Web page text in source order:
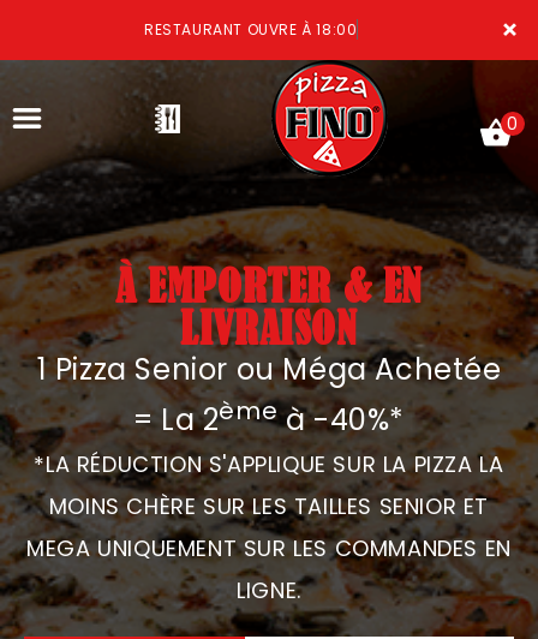
×
RESTAURANT OUVRE À 18:00
ACCUEIL
LA CARTE
VOTRE COMPTE
NOTRE RESTAURANT
VOS AVIS
MENTIONS LÉGALES
C.G.V
0
À EMPORTER & EN
LIVRAISON
1 Pizza Senior ou Méga Achetée
= La 2èmeà -40%*
*LA RÉDUCTION S'APPLIQUE SUR LA PIZZA LA
MOINS CHÈRE SUR LES TAILLES SENIOR ET
MEGA UNIQUEMENT SUR LES COMMANDES EN
LIGNE.